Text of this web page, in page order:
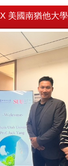
美國南猶他大學